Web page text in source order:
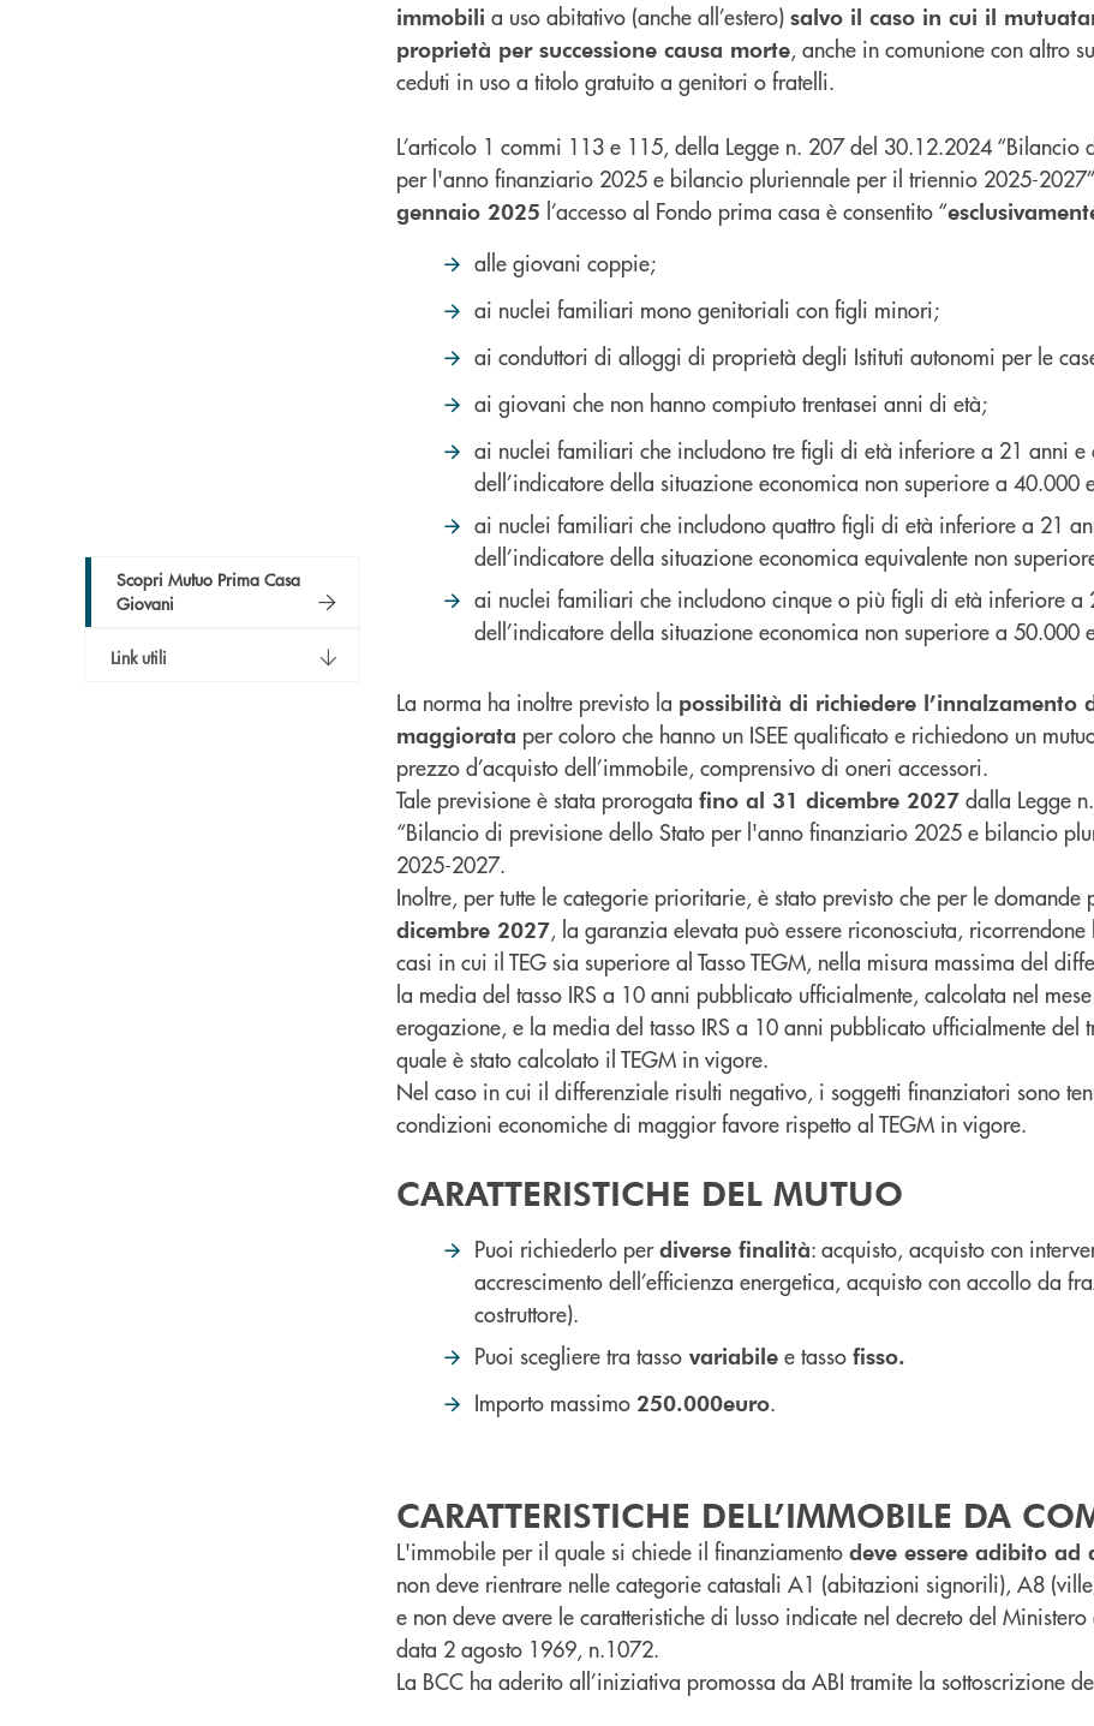
Scopri Mutuo Prima Casa
Giovani
Link utili
immobili a uso abitativo (anche all’estero) salvo il caso in cui il
proprietà per successione causa morte, anche in comunione con altro
ceduti in uso a titolo gratuito a genitori o fratelli.
L’articolo 1 commi 113 e 115, della Legge n. 207 del 30.12.2024 “Bilancio
per l'anno finanziario 2025 e bilancio pluriennale per il triennio 2025-
gennaio 2025 l’accesso al Fondo prima casa è consentito “
alle giovani coppie;
ai nuclei familiari mono genitoriali con figli minori;
ai conduttori di alloggi di proprietà degli Istituti autonomi per le
ai giovani che non hanno compiuto trentasei anni di età;
ai nuclei familiari che includono tre figli di età inferiore a 21 anni e
dell’indicatore della situazione economica non superiore a 40.000
ai nuclei familiari che includono quattro figli di età inferiore a 21
dell’indicatore della situazione economica equivalente non
ai nuclei familiari che includono cinque o più figli di età inferiore a
dell’indicatore della situazione economica non superiore a 50.000
La norma ha inoltre previsto la possibilità di richiedere l’innalzamento
maggiorata per coloro che hanno un ISEE qualificato e richiedono un
prezzo d’acquisto dell’immobile, comprensivo di oneri accessori.
Tale previsione è stata prorogata fino al 31 dicembre 2027 dalla Legge
“Bilancio di previsione dello Stato per l'anno finanziario 2025 e bilancio
2025-2027.
Inoltre, per tutte le categorie prioritarie, è stato previsto che per le domande
dicembre 2027, la garanzia elevata può essere riconosciuta,
casi in cui il TEG sia superiore al Tasso TEGM, nella misura massima del
la media del tasso IRS a 10 anni pubblicato ufficialmente, calcolata nel
erogazione, e la media del tasso IRS a 10 anni pubblicato ufficialmente del
quale è stato calcolato il TEGM in vigore.
Nel caso in cui il differenziale risulti negativo, i soggetti finanziatori sono
condizioni economiche di maggior favore rispetto al TEGM in vigore.
CARATTERISTICHE DEL MUTUO
Puoi richiederlo perdiverse finalità: acquisto, acquisto con
accrescimento dell’efficienza energetica, acquisto con accollo da
costruttore).
Puoi scegliere tra tasso variabile e tasso fisso.
Importo massimo 250.000euro.
CARATTERISTICHE DELL’IMMOBILE DA
L'immobile per il quale si chiede il finanziamento deve essere adibito
non deve rientrare nelle categorie catastali A1 (abitazioni signorili), A8
e non deve avere le caratteristiche di lusso indicate nel decreto del
data 2 agosto 1969, n.1072.
La BCC ha aderito all’iniziativa promossa da ABI tramite la sottoscrizione